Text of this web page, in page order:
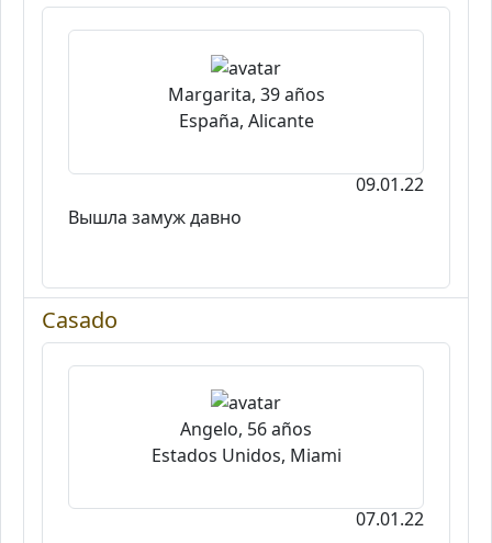
Margarita, 39 años
España, Alicante
09.01.22
Вышла замуж давно
Casado
Angelo, 56 años
Estados Unidos, Miami
07.01.22